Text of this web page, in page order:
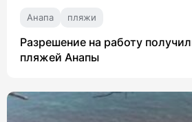
Анапа пляжи
Разрешение на работу
пляжей Анапы